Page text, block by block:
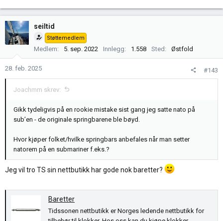
seiltid
Støttemedlem
Medlem 5. sep. 2022 Innlegg 1.558 Sted Østfold
28. feb. 2025 #143
Joachmm skrev:
Gikk tydeligvis på en rookie mistake sist gang jeg satte nato på
sub’en - de originale springbarene ble bøyd.
Hvor kjøper folket/hvilke springbars anbefales når man setter
natorem på en submariner f.eks.?
Jeg vil tro TS sin nettbutikk har gode nok baretter?
Baretter
Tidssonen nettbutikk er Norges ledende nettbutikk for